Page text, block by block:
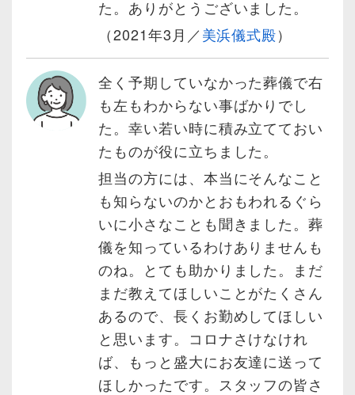
た。ありがとうございました。
（2021年3月／美浜儀式殿）
全く予期していなかった葬儀で右
も左もわからない事ばかりでし
た。幸い若い時に積み立てておい
たものが役に立ちました。
担当の方には、本当にそんなこと
も知らないのかとおもわれるぐら
いに小さなことも聞きました。葬
儀を知っているわけありませんも
のね。とても助かりました。まだ
まだ教えてほしいことがたくさん
あるので、長くお勤めしてほしい
と思います。コロナさけなけれ
ば、もっと盛大にお友達に送って
ほしかったです。スタッフの皆さ